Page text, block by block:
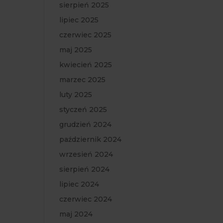
sierpień 2025
lipiec 2025
czerwiec 2025
maj 2025
kwiecień 2025
marzec 2025
luty 2025
styczeń 2025
grudzień 2024
październik 2024
wrzesień 2024
sierpień 2024
lipiec 2024
czerwiec 2024
maj 2024